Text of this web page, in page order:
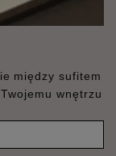
między sufitem
wnętrzu